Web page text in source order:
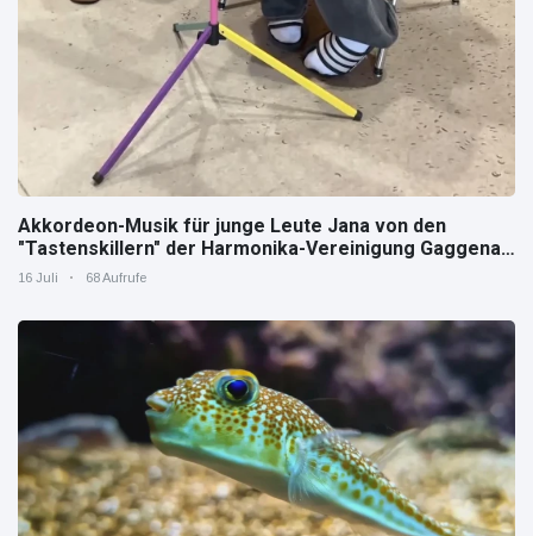
Akkordeon-Musik für junge Leute Jana von den
"Tastenskillern" der Harmonika-Vereinigung Gaggenau
zeigt, wie "jung" das Instrument sein kann.
16 Juli 68 Aufrufe